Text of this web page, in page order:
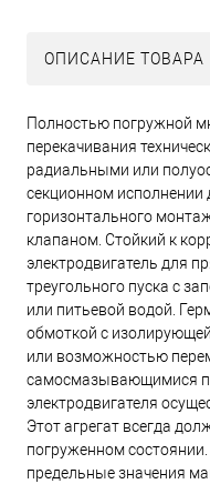
ОПИСАНИЕ ТОВАРА
Полностью погружной
перекачивания
радиальными или
секционном исполнении
горизонтального
клапаном. Стойкий к
электродвигатель для
треугольного пуска с
или питьевой водой.
обмоткой с
или возможностью
самосмазывающимися
электродвигателя
Этот агрегат всегда
погруженном
предельные значения